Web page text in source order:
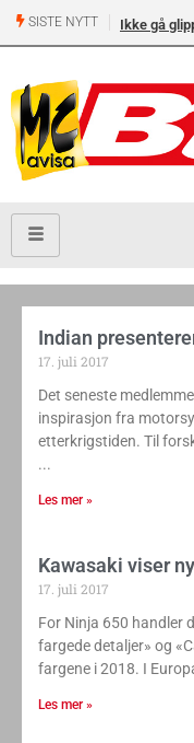
SISTE NYTT Ikke gå
Indian
17. juli 2017
Det seneste
inspirasjon fra
etterkrigstiden. Til
Les mer »
Kawasaki viser
17. juli 2017
For Ninja 650 handler
fargede detaljer» og
fargene i 2018. I
Les mer »